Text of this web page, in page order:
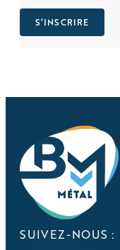
S’INSCRIRE
SUIVEZ-NOUS :